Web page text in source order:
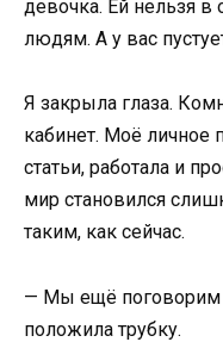
девочка. Ей нельзя
людям. А у вас
Я закрыла глаза.
кабинет. Моё личное
статьи, работала и
мир становился
таким, как сейчас.
— Мы ещё поговорим
положила трубку.